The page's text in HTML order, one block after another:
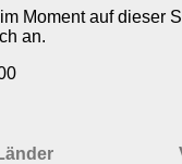
Moment auf dieser
an.